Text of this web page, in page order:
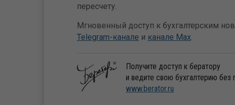
пересчету.
Мгновенный доступ к бухгалтерским
Telegram-канале и канале Max.
Получите доступ к бератору
и ведите свою бухгалтерию без
www.berator.ru